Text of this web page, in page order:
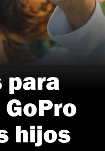
para
hijos